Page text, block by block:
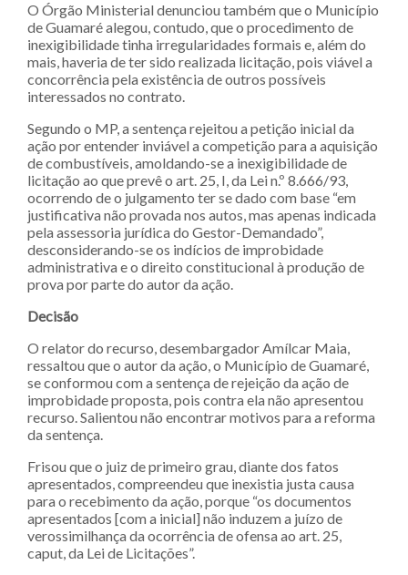
O Órgão Ministerial denunciou também que o Município
de Guamaré alegou, contudo, que o procedimento de
inexigibilidade tinha irregularidades formais e, além do
mais, haveria de ter sido realizada licitação, pois viável a
concorrência pela existência de outros possíveis
interessados no contrato.
Segundo o MP, a sentença rejeitou a petição inicial da
ação por entender inviável a competição para a aquisição
de combustíveis, amoldando-se a inexigibilidade de
licitação ao que prevê o art. 25, I, da Lei n.º 8.666/93,
ocorrendo de o julgamento ter se dado com base “em
justificativa não provada nos autos, mas apenas indicada
pela assessoria jurídica do Gestor-Demandado”,
desconsiderando-se os indícios de improbidade
administrativa e o direito constitucional à produção de
prova por parte do autor da ação.
Decisão
O relator do recurso, desembargador Amílcar Maia,
ressaltou que o autor da ação, o Município de Guamaré,
se conformou com a sentença de rejeição da ação de
improbidade proposta, pois contra ela não apresentou
recurso. Salientou não encontrar motivos para a reforma
da sentença.
Frisou que o juiz de primeiro grau, diante dos fatos
apresentados, compreendeu que inexistia justa causa
para o recebimento da ação, porque “os documentos
apresentados [com a inicial] não induzem a juízo de
verossimilhança da ocorrência de ofensa ao art. 25,
caput, da Lei de Licitações”.